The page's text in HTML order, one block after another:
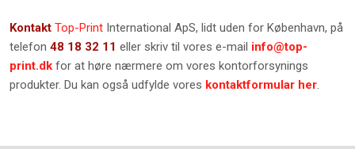
KontaktTop-Print International ApS, lidt uden for København, på
telefon 48 18 32 11 eller skriv til vores e-mail info@top-
print.dkfor at høre nærmere om vores kontorforsynings
produkter.​ Du kan også udfylde vores kontaktformular her.